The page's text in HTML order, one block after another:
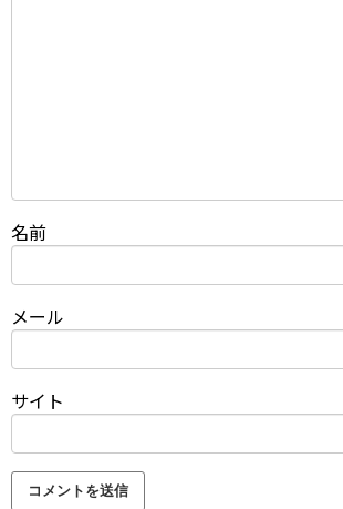
名前
メール
サイト